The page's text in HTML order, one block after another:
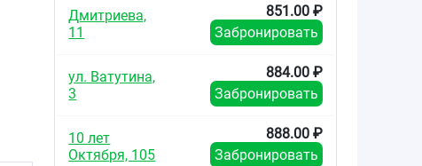
туба 40г
Дмитриева,
11
851.00 ₽
Забронировать
ул. Ватутина,
3
884.00 ₽
Забронировать
10 лет
Октября, 105
888.00 ₽
Забронировать